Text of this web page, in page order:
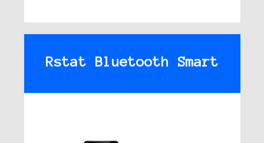
Rstat Bluetooth Smart